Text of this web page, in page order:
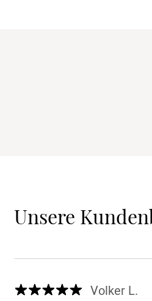
Unsere
Volker L.